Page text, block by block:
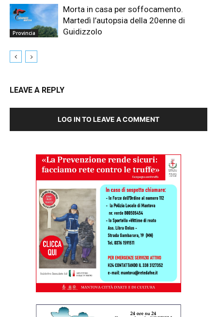
Provincia
Morta in casa per soffocamento.
Martedì l’autopsia della 20enne di
Guidizzolo
LEAVE A REPLY
LOG IN TO LEAVE A COMMENT